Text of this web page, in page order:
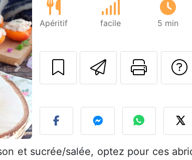
Suivant
Apéritif facile 5 min
Envoyer
et sucrée/salée, optez pour ces